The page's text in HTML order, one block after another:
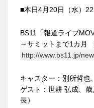
■本日4月20日（水）
BS11
「報道ライブ
～サミットまで1カ月
http://www.bs11.jp/
キャスター： 別所哲也
ゲスト：世耕 弘成、
長）